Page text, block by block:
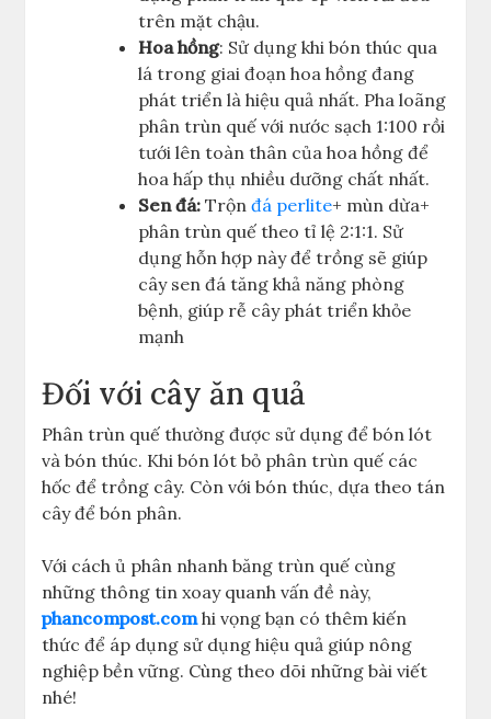
trên mặt chậu.
Hoa hồng: Sử dụng khi bón thúc qua
lá trong giai đoạn hoa hồng đang
phát triển là hiệu quả nhất. Pha loãng
phân trùn quế với nước sạch 1:100 rồi
tưới lên toàn thân của hoa hồng để
hoa hấp thụ nhiều dưỡng chất nhất.
Sen đá:Trộn đá perlite+ mùn dừa+
phân trùn quế theo tỉ lệ 2:1:1. Sử
dụng hỗn hợp này để trồng sẽ giúp
cây sen đá tăng khả năng phòng
bệnh, giúp rễ cây phát triển khỏe
mạnh
Đối với cây ăn quả
Phân trùn quế thường được sử dụng để bón lót
và bón thúc. Khi bón lót bỏ phân trùn quế các
hốc để trồng cây. Còn với bón thúc, dựa theo tán
cây để bón phân.
Với cách ủ phân nhanh băng trùn quế cùng
những thông tin xoay quanh vấn đề này,
phancompost.comhi vọng bạn có thêm kiến
thức để áp dụng sử dụng hiệu quả giúp nông
nghiệp bền vững. Cùng theo dõi những bài viết
nhé!